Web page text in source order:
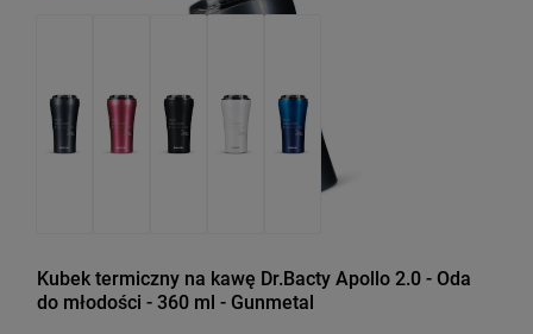
Kubek termiczny na kawę Dr.Bacty Apollo 2.0 - Oda
do młodości - 360 ml - Gunmetal